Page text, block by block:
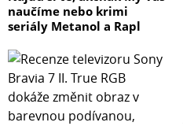
naučíme nebo krimi
seriály Metanol a Rapl